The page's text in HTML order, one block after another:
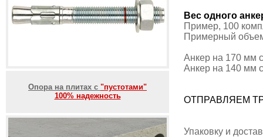
Опора на плитах с "пустотами"
100% надежность
Вес одного
Пример, 100
Примерный
Анкер на 170 мм
Анкер на 140 мм
ОТПРАВЛЯЕМ
Упаковку и